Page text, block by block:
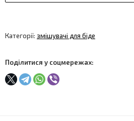
Категорії: змішувачі для біде
Поділитися у соцмережах: